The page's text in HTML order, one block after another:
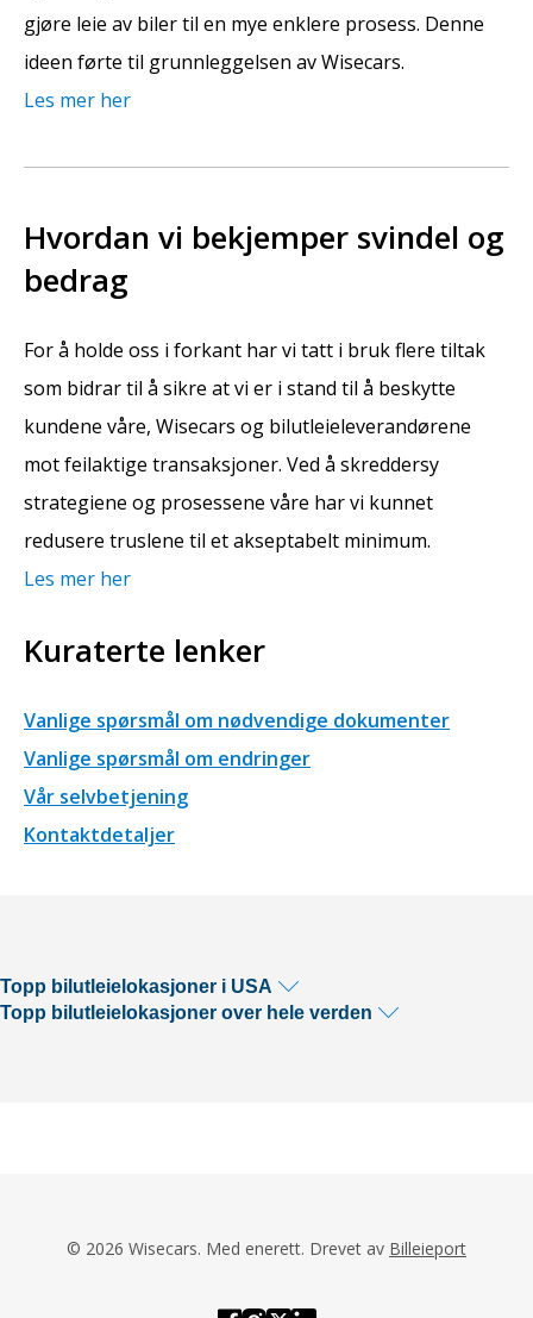
gjøre leie av biler til en mye enklere prosess. Denne
ideen førte til grunnleggelsen av Wisecars.
Les mer her
Hvordan vi bekjemper svindel og
bedrag
For å holde oss i forkant har vi tatt i bruk flere tiltak
som bidrar til å sikre at vi er i stand til å beskytte
kundene våre, Wisecars og bilutleieleverandørene
mot feilaktige transaksjoner. Ved å skreddersy
strategiene og prosessene våre har vi kunnet
redusere truslene til et akseptabelt minimum.
Les mer her
Kuraterte lenker
Vanlige spørsmål om nødvendige dokumenter
Vanlige spørsmål om endringer
Vår selvbetjening
Kontaktdetaljer
Topp bilutleielokasjoner i USA
Topp bilutleielokasjoner over hele verden
© 2026 Wisecars. Med enerett. Drevet av Billeieport